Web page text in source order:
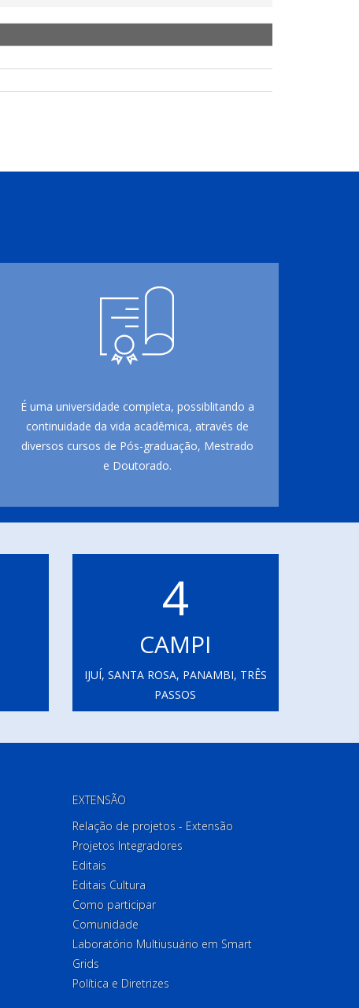
É uma universidade completa, possiblitando a
continuidade da vida acadêmica, através de
diversos cursos de Pós-graduação, Mestrado
e Doutorado.
4
CAMPI
IJUÍ, SANTA ROSA, PANAMBI, TRÊS
PASSOS
EXTENSÃO
Relação de projetos - Extensão
Projetos Integradores
Editais
Editais Cultura
Como participar
Comunidade
Laboratório Multiusuário em Smart
Grids
Política e Diretrizes